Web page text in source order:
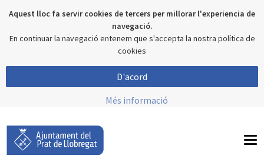
Aquest lloc fa servir cookies de tercers per millorar l'experiencia de
navegació.
En continuar la navegació entenem que s'accepta la nostra política de
cookies
D'acord
Més informació